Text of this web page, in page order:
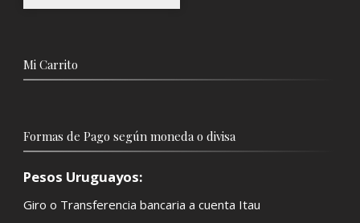
Mi Carrito
Formas de Pago según moneda o divisa
Pesos Uruguayos:
Giro o Transferencia bancaria a cuenta Itau